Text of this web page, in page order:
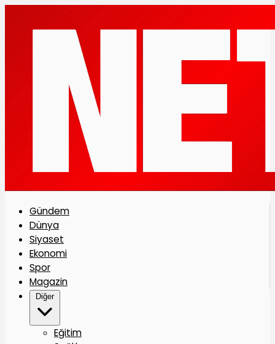
Gündem
Dünya
Siyaset
Ekonomi
Spor
Magazin
Diğer
Eğitim